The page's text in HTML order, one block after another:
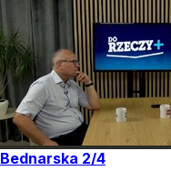
Bednarska 2/4